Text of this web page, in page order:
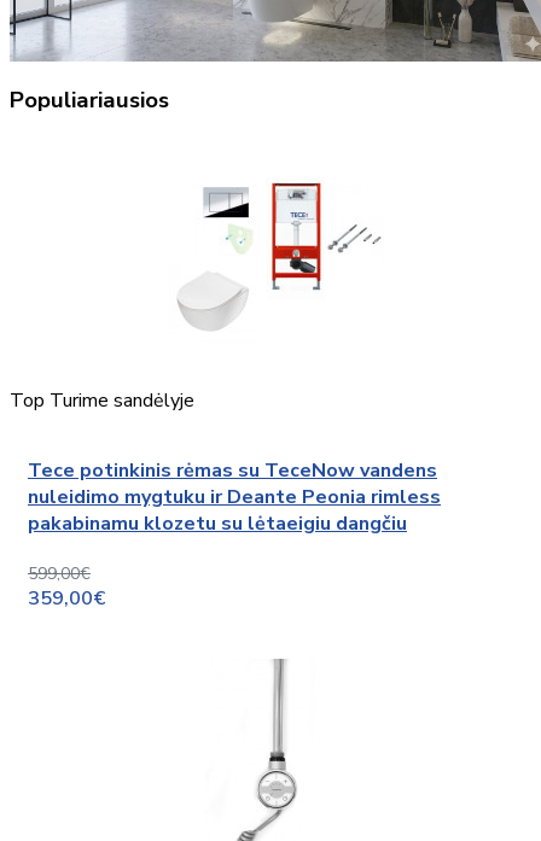
Populiariausios
Top Turime sandėlyje
Tece potinkinis rėmas su TeceNow vandens
nuleidimo mygtuku ir Deante Peonia rimless
pakabinamu klozetu su lėtaeigiu dangčiu
599,00€
359,00€